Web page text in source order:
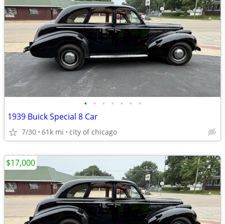
• • • • • • •
1939 Buick Special 8 Car
7/30 61k mi city of chicago
$17,000